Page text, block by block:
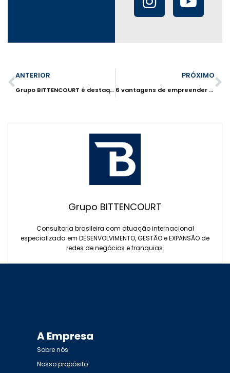
ANTERIOR
Grupo BITTENCOURT é destaque na matéria sobre ‘Canais integrados’ no especial de franquias do Valor Econômico
PRÓXIMO
6 vantagens de empreender depois dos 50 anos
Grupo BITTENCOURT
Consultoria brasileira com atuação internacional
especializada em DESENVOLVIMENTO, GESTÃO e EXPANSÃO de
redes de negócios e franquias.
A Empresa
Sobre nós
Nosso propósito